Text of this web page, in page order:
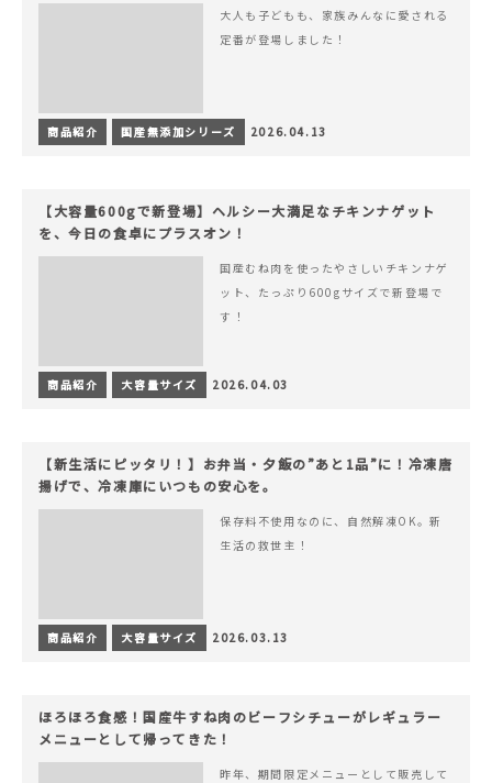
大人も子どもも、家族みんなに愛される
定番が登場しました！
商品紹介 国産無添加シリーズ 2026.04.13
【大容量600gで新登場】ヘルシー大満足なチキンナゲット
を、今日の食卓にプラスオン！
国産むね肉を使ったやさしいチキンナゲ
ット、たっぷり600gサイズで新登場で
す！
商品紹介 大容量サイズ 2026.04.03
【新生活にピッタリ！】お弁当・夕飯の”あと1品”に！冷凍唐
揚げで、冷凍庫にいつもの安心を。
保存料不使用なのに、自然解凍OK。新
生活の救世主！
商品紹介 大容量サイズ 2026.03.13
ほろほろ食感！国産牛すね肉のビーフシチューがレギュラー
メニューとして帰ってきた！
昨年、期間限定メニューとして販売して